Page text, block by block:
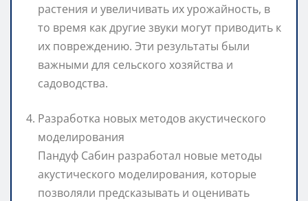
растения и увеличивать их урожайность, в
то время как другие звуки могут приводить к
их повреждению. Эти результаты были
важными для сельского хозяйства и
садоводства.
Разработка новых методов акустического
моделирования
Пандуф Сабин разработал новые методы
акустического моделирования, которые
позволяли предсказывать и оценивать